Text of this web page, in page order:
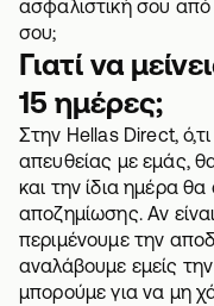
ασφαλιστική σου από
σου;
Γιατί να
15 ημέρες;
Στην Hellas Direct,
απευθείας με εμάς,
και την ίδια ημέρα
αποζημίωσης. Αν
περιμένουμε την
αναλάβουμε εμείς
μπορούμε για να μη